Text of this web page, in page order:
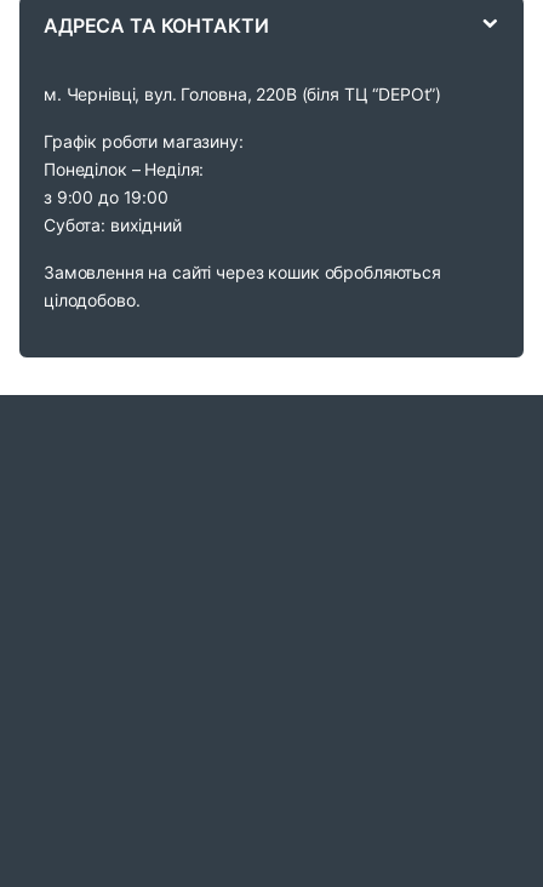
АДРЕСА ТА КОНТАКТИ
м. Чернівці, вул. Головна, 220В (біля ТЦ “DEPOt”)
Графік роботи магазину:
Понеділок – Неділя:
з 9:00 до 19:00
Субота: вихідний
Замовлення на сайті через кошик обробляються
цілодобово.